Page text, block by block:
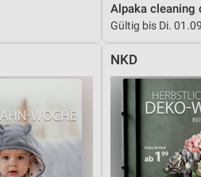
Alpaka cleaning
Gültig bis Di.
NKD